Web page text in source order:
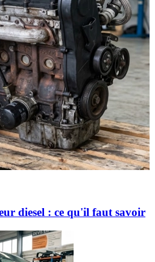
diesel : ce qu'il faut savoir